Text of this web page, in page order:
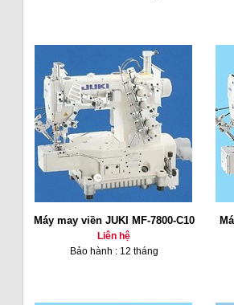
Máy may viền JUKI MF-7800-C10
Liên hệ
Bảo hành : 12 tháng